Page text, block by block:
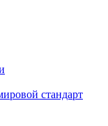
стандарт